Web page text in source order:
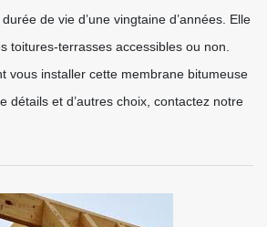
de vie d’une vingtaine d’années. Elle
toitures-terrasses accessibles ou non.
vous installer cette membrane bitumeuse
détails et d’autres choix, contactez notre